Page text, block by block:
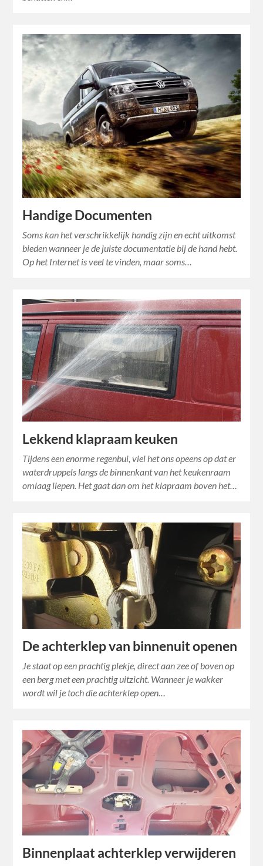
Handige Documenten
Soms kan het verschrikkelijk handig zijn en echt uitkomst
bieden wanneer je de juiste documentatie bij de hand hebt.
Op het Internet is veel te vinden, maar soms…
Lekkend klapraam keuken
Tijdens een enorme regenbui, viel het ons opeens op dat er
waterdruppels langs de binnenkant van het keukenraam
omlaag liepen. Het gaat dan om het klapraam boven het…
De achterklep van binnenuit openen
Je staat op een prachtig plekje, direct aan zee of boven op
een berg met een prachtig uitzicht. Wanneer je wakker
wordt wil je toch die achterklep open…
Binnenplaat achterklep verwijderen